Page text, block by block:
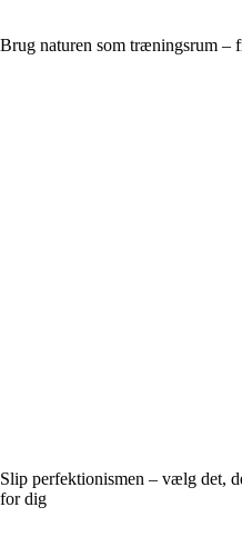
Brug naturen som træningsrum –
Slip perfektionismen – vælg det,
for dig